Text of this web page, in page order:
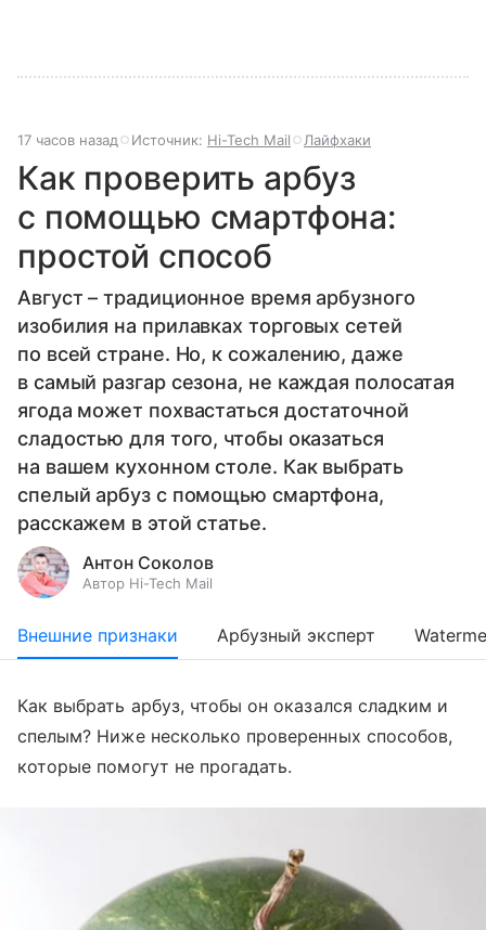
17 часов назад Источник: Hi-Tech Mail Лайфхаки
Как проверить арбуз
с помощью смартфона:
простой способ
Август – традиционное время арбузного
изобилия на прилавках торговых сетей
по всей стране. Но, к сожалению, даже
в самый разгар сезона, не каждая полосатая
ягода может похвастаться достаточной
сладостью для того, чтобы оказаться
на вашем кухонном столе. Как выбрать
спелый арбуз с помощью смартфона,
расскажем в этой статье.
Антон Соколов
Автор Hi-Tech Mail
Внешние признаки Арбузный эксперт
Как выбрать арбуз, чтобы он оказался сладким и
спелым? Ниже несколько проверенных способов,
которые помогут не прогадать.